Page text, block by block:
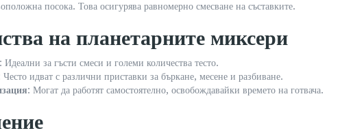
посока. Това осигурява равномерно смесване на съставките.
на планетарните миксери
: Идеални за гъсти смеси и големи количества тесто.
Често идват с различни приставки за бъркане, месене и разбиване.
: Могат да работят самостоятелно, освобождавайки времето на готвача.